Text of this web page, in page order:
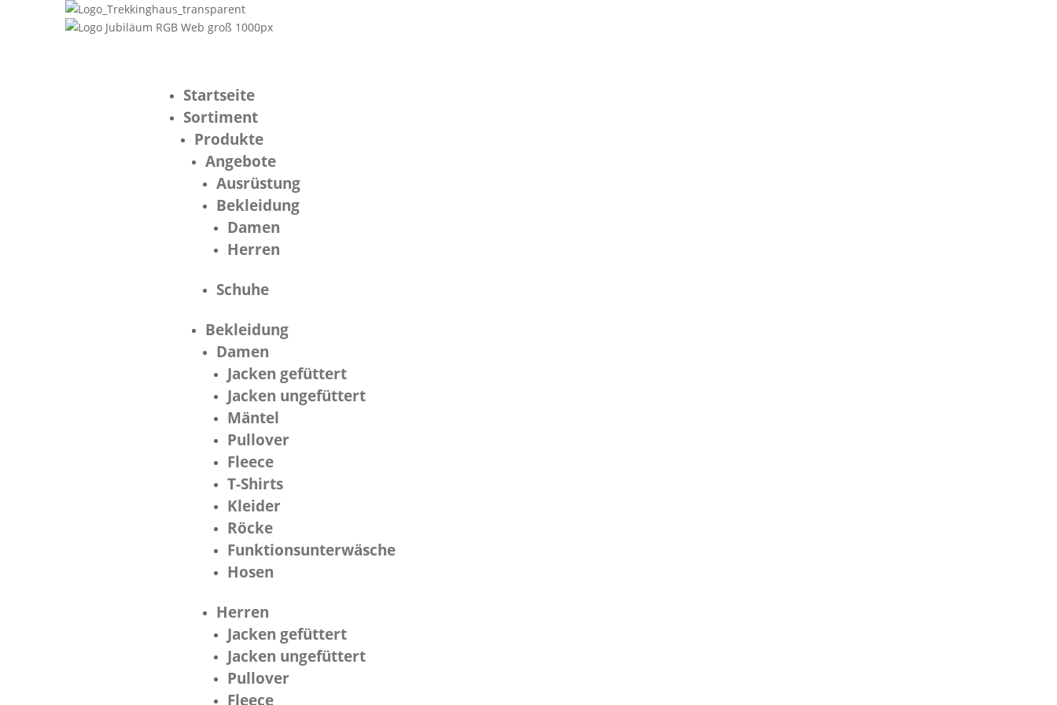
Startseite
Sortiment
Produkte
Angebote
Ausrüstung
Bekleidung
Damen
Herren
Schuhe
Bekleidung
Damen
Jacken gefüttert
Jacken ungefüttert
Mäntel
Pullover
Fleece
T-Shirts
Kleider
Röcke
Funktionsunterwäsche
Hosen
Herren
Jacken gefüttert
Jacken ungefüttert
Pullover
Fleece